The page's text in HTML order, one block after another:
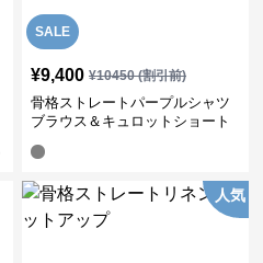
SALE
¥9,400 ¥10450(割引前)
骨格ストレートパープルシャツ
ブラウス＆キュロットショート
人気